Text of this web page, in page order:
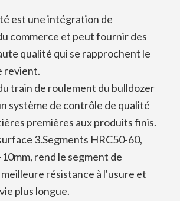
est une intégration de
commerce et peut fournir des
qualité qui se rapprochent le
revient.
train de roulement du bulldozer
système de contrôle de qualité
premières aux produits finis.
3.Segments HRC50-60,
rend le segment de
résistance à l'usure et
plus longue.